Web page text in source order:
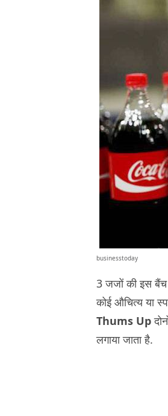
businesstoday
3 जजों की इस बैंच
कोई औचित्य या
Thums Up
लगाया जाता है.